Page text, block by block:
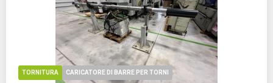
TORNITURA CARICATORE DI BARRE PER TORNI